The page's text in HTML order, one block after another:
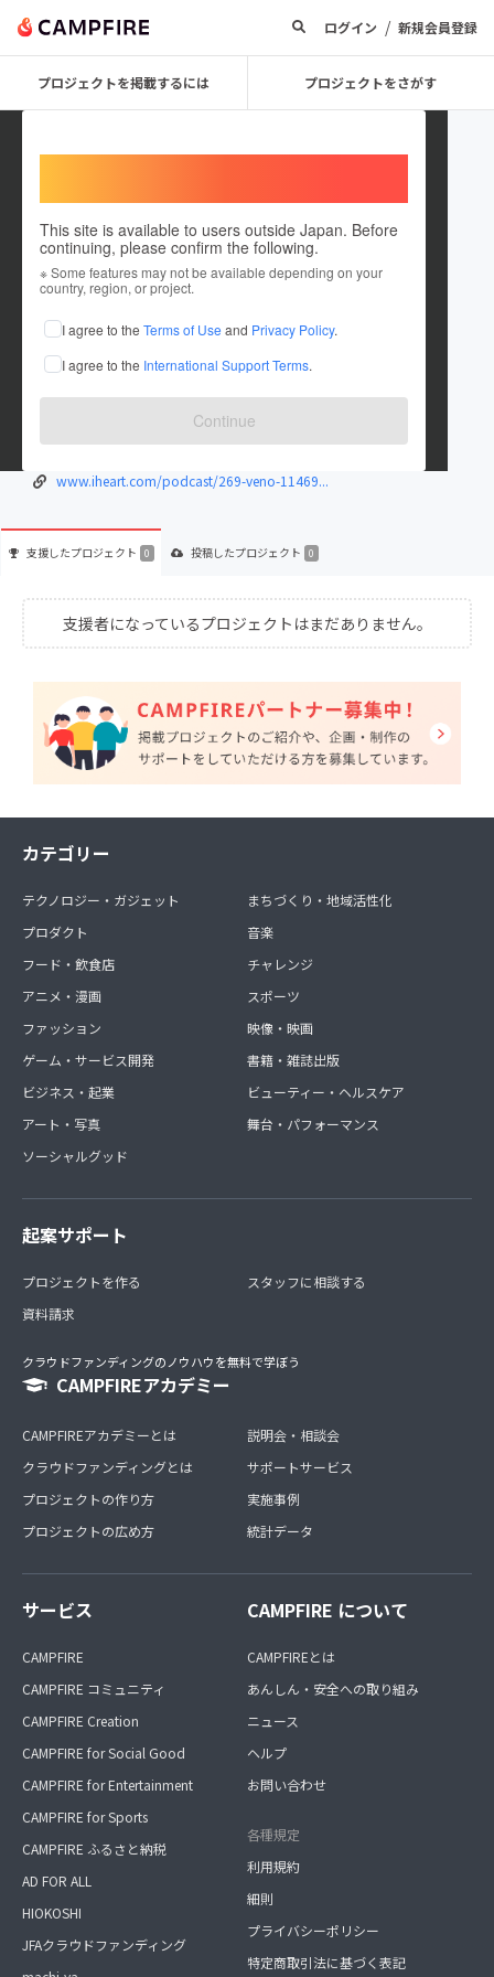
ログイン / 新規会員登録
プロジェクトを掲載するには プロジェクトをさがす
This site is available to users outside Japan. Before
continuing, please confirm the following.
※ Some features may not be available depending on your
country, region, or project.
I agree to the Terms of Use and Privacy Policy.
I agree to the International Support Terms.
Continue
Keystone115
在住国：聖庁 (バチカン市国)
出身国：聖庁 (バチカン市国)
www.producthunt.com/@5akeystone18306
www.iheart.com/podcast/269-veno-11469...
支援したプロジェクト 0 投稿したプロジェクト 0
支援者になっているプロジェクトはまだありません。
カテゴリー
テクノロジー・ガジェット
プロダクト
フード・飲食店
アニメ・漫画
ファッション
ゲーム・サービス開発
ビジネス・起業
アート・写真
ソーシャルグッド
まちづくり・地域活性化
音楽
チャレンジ
スポーツ
映像・映画
書籍・雑誌出版
ビューティー・ヘルスケア
舞台・パフォーマンス
起案サポート
プロジェクトを作る
資料請求
スタッフに相談する
クラウドファンディングのノウハウを無料で学ぼう
CAMPFIREアカデミー
CAMPFIREアカデミーとは
クラウドファンディングとは
プロジェクトの作り方
プロジェクトの広め方
説明会・相談会
サポートサービス
実施事例
統計データ
サービス
CAMPFIRE
CAMPFIRE コミュニティ
CAMPFIRE Creation
CAMPFIRE for Social Good
CAMPFIRE for Entertainment
CAMPFIRE for Sports
CAMPFIRE ふるさと納税
AD FOR ALL
HIOKOSHI
JFAクラウドファンディング
CAMPFIRE について
CAMPFIREとは
あんしん・安全への取り組み
ニュース
ヘルプ
お問い合わせ
各種規定
利用規約
細則
プライバシーポリシー
特定商取引法に基づく表記